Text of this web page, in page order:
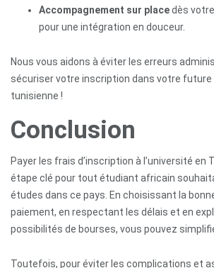
Accompagnement sur placedès
pour une intégration en douceur.
Nous vous aidons à éviter les erreurs
sécuriser votre inscription dans votre future
tunisienne !
Conclusion
Payer les frais d’inscription à l’université en
étape clé pour tout étudiant africain
études dans ce pays. En choisissant la
paiement, en respectant les délais et en
possibilités de bourses, vous pouvez
Toutefois, pour éviter les complications et